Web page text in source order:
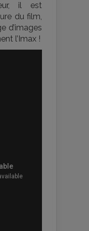
il est
du film,
d’images
l’Imax !